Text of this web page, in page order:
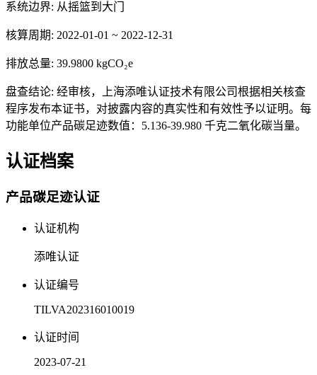
系统边界: 从摇篮到大门
核算周期: 2022-01-01 ~ 2022-12-31
排放总量: 39.9800 kgCO₂e
盘查结论: 经审核，上海添唯认证技术有限公司根据相关核查
程序发布本证书，对披露内容的真实性和有效性予以证明。每
功能单位产品碳足迹数值：5.136-39.980 千克二氧化碳当量。
认证档案
产品碳足迹认证
认证机构
添唯认证
认证编号
TILVA202316010019
认证时间
2023-07-21